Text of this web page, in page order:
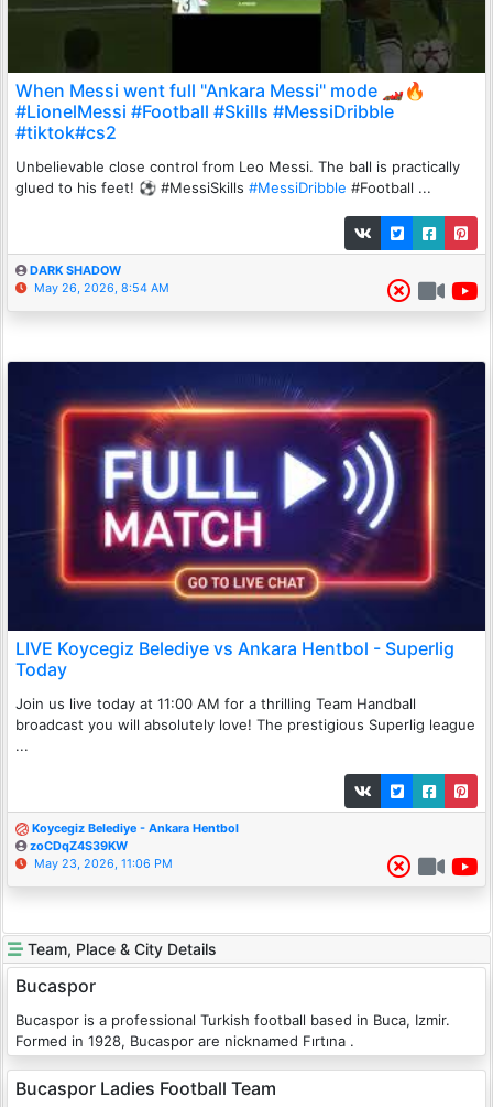
When Messi went full "Ankara Messi" mode 🏎️🔥
#LionelMessi #Football #Skills #MessiDribble
#tiktok#cs2
Unbelievable close control from Leo Messi. The ball is practically
glued to his feet! ⚽️ #MessiSkills #MessiDribble #Football ...
DARK SHADOW
May 26, 2026, 8:54 AM
LIVE Koycegiz Belediye vs Ankara Hentbol - Superlig
Today
Join us live today at 11:00 AM for a thrilling Team Handball
broadcast you will absolutely love! The prestigious Superlig league
...
Koycegiz Belediye - Ankara Hentbol
zoCDqZ4S39KW
May 23, 2026, 11:06 PM
Team, Place & City Details
Bucaspor
Bucaspor is a professional Turkish football based in Buca, Izmir.
Formed in 1928, Bucaspor are nicknamed Fırtına .
Bucaspor Ladies Football Team